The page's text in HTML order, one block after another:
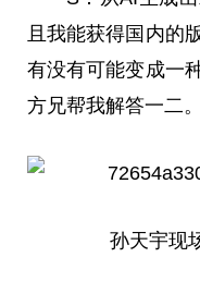
且我能获得国内的
有没有可能变成一
方兄帮我解答一二。
孙天宇现